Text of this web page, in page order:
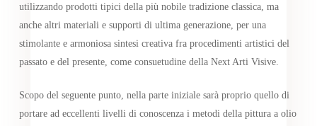
utilizzando prodotti tipici della più nobile tradizione classica, ma
anche altri materiali e supporti di ultima generazione, per una
stimolante e armoniosa sintesi creativa fra procedimenti artistici del
passato e del presente, come consuetudine della Next Arti Visive.
Scopo del seguente punto, nella parte iniziale sarà proprio quello di
portare ad eccellenti livelli di conoscenza i metodi della pittura a olio